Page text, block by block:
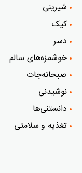
شیرینی
کیک
دسر
خوشمزه‌‌های سالم
صبحانه‌جات
نوشیدنی
دانستنی‌ها
تغذیه و سلامتی